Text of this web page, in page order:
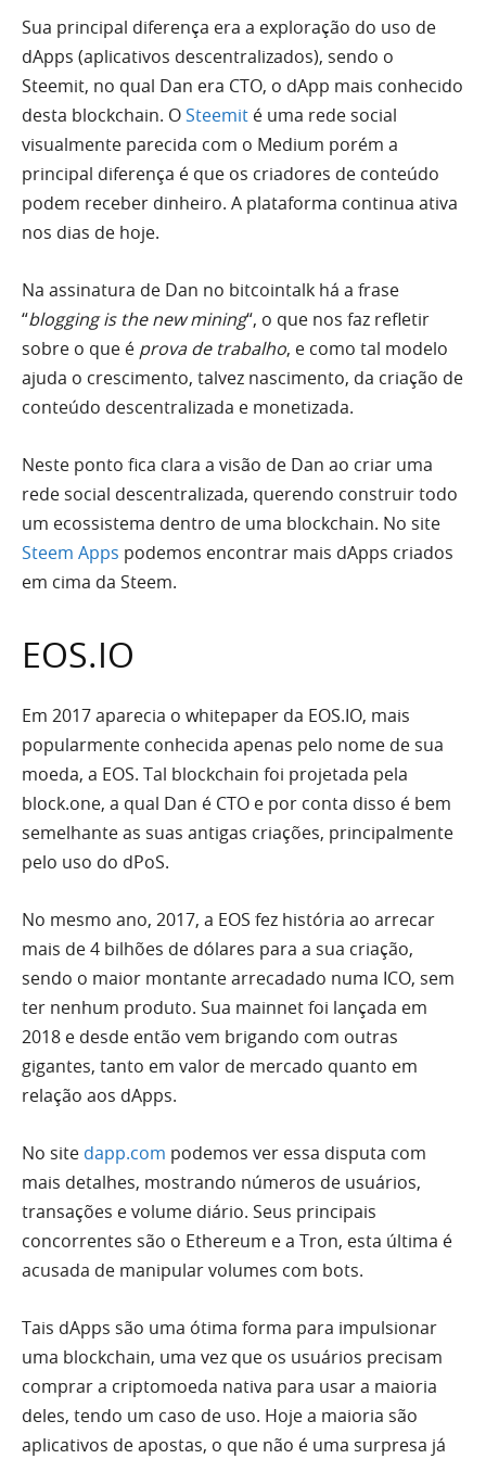
Sua principal diferença era a exploração do uso de
dApps (aplicativos descentralizados), sendo o
Steemit, no qual Dan era CTO, o dApp mais conhecido
desta blockchain. OSteemit é uma rede social
visualmente parecida com o Medium porém a
principal diferença é que os criadores de conteúdo
podem receber dinheiro. A plataforma continua ativa
nos dias de hoje.
Na assinatura de Dan no bitcointalk há a frase
“blogging is the new mining“, o que nos faz refletir
sobre o que é prova de trabalho, e como tal modelo
ajuda o crescimento, talvez nascimento, da criação de
conteúdo descentralizada e monetizada.
Neste ponto fica clara a visão de Dan ao criar uma
rede social descentralizada, querendo construir todo
um ecossistema dentro de uma blockchain. No site
Steem Apps podemos encontrar mais dApps criados
em cima da Steem.
EOS.IO
Em 2017 aparecia o whitepaper da EOS.IO, mais
popularmente conhecida apenas pelo nome de sua
moeda, a EOS. Tal blockchain foi projetada pela
block.one, a qual Dan é CTO e por conta disso é bem
semelhante as suas antigas criações, principalmente
pelo uso do dPoS.
No mesmo ano, 2017, a EOS fez história ao arrecar
mais de 4 bilhões de dólares para a sua criação,
sendo o maior montante arrecadado numa ICO, sem
ter nenhum produto. Sua mainnet foi lançada em
2018 e desde então vem brigando com outras
gigantes, tanto em valor de mercado quanto em
relação aos dApps.
No site dapp.com podemos ver essa disputa com
mais detalhes, mostrando números de usuários,
transações e volume diário. Seus principais
concorrentes são o Ethereum e a Tron, esta última é
acusada de manipular volumes com bots.
Tais dApps são uma ótima forma para impulsionar
uma blockchain, uma vez que os usuários precisam
comprar a criptomoeda nativa para usar a maioria
deles, tendo um caso de uso. Hoje a maioria são
aplicativos de apostas, o que não é uma surpresa já